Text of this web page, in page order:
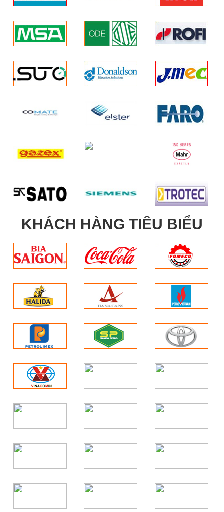
KHÁCH HÀNG TIÊU BIỂU